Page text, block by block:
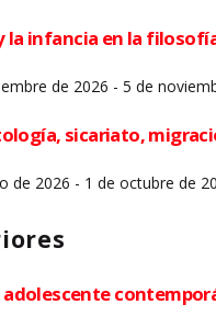
infancia en la
de 2026 - 5 de
sicariato,
de 2026 - 1 de octubre de